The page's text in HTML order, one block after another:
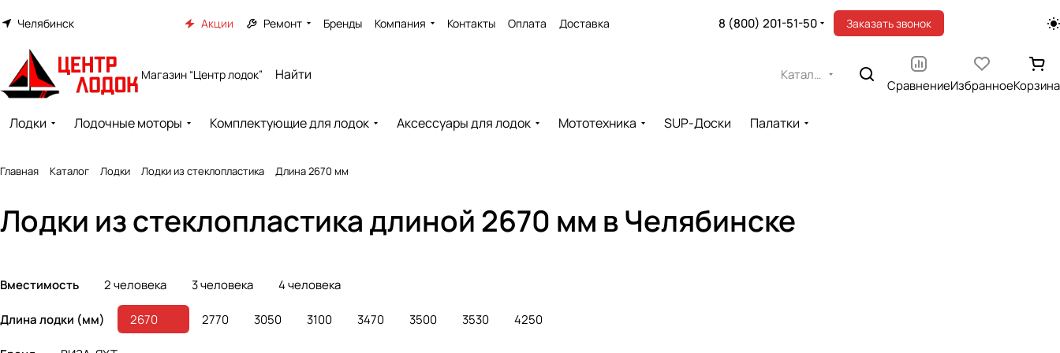
Челябинск Акции Ремонт Бренды Компания Контакты Оплата Доставка 8 (800) 201-51-50 Заказать звонок
Магазин “Центр лодок” Каталог
СравнениеИзбранноеКорзина
Лодки Лодочные моторы Комплектующие для лодок Аксессуары для лодок Мототехника SUP-Доски Палатки
Главная Каталог Лодки Лодки из стеклопластика Длина 2670 мм
Лодки из стеклопластика длиной 2670 мм в Челябинске
Вместимость 2 человека 3 человека 4 человека
Длина лодки (мм) 2670 2770 3050 3100 3470 3500 3530 4250